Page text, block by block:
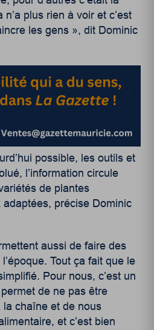
plus rien à voir et c’est
les gens », dit Dominic
possible, les outils et
l’information circule
de plantes
précise Dominic
aussi de faire des
Tout ça fait que le
Pour nous, c’est un
de ne pas être
chaîne et de nous
et c’est bien